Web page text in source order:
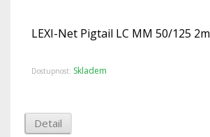
LEXI-Net Pigtail LC MM 50/125 2m
Dostupnost: Skladem
Detail